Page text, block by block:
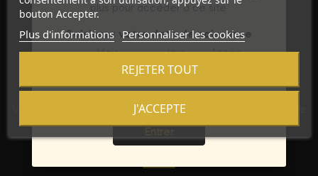
Discrétion Assurée
Vos commandes sont expédiées dans un emballage neutre
bouton Accepter.
Plus d'informations Personnaliser les cookies
REJETER TOUT
J'ACCEPTE
plus pour accéder à ce site.
Saisissez votre date de naissance
Mois
Jour Année
Sortie